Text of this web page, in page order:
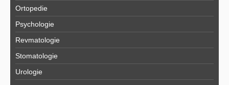
Ortopedie
Psychologie
Revmatologie
Stomatologie
Urologie